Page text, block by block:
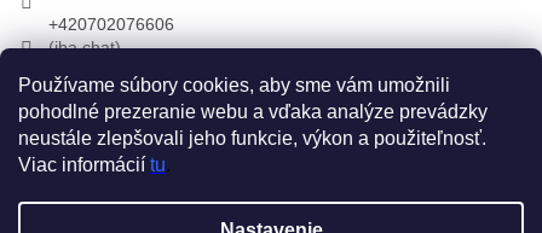
Používame súbory cookies, aby sme vám umožnili
pohodlné prezeranie webu a vďaka analýze prevádzky
neustále zlepšovali jeho funkcie, výkon a použiteľnosť.
Viac informácií tu.
+420702076606
(iba chat)
Prijímame online platby